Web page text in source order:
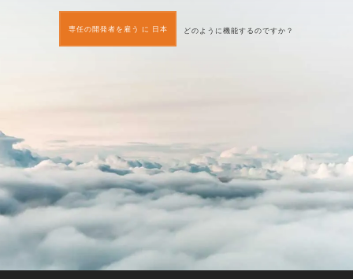
専任の開発者を雇う に 日本 どのように機能するのですか？